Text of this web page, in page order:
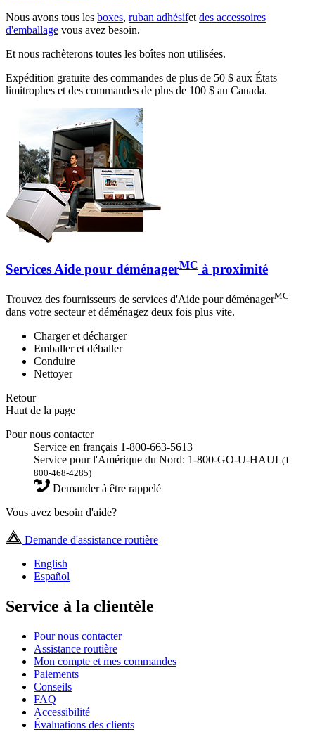
Nous avons tous les boxes, ruban adhésifet des accessoires
d'emballage vous avez besoin.
Et nous rachèterons toutes les boîtes non utilisées.
Expédition gratuite des commandes de plus de 50 $ aux États
limitrophes et des commandes de plus de 100 $ au Canada.
Services Aide pour déménagerMC à proximité
Trouvez des fournisseurs de services d'Aide pour déménagerMC
dans votre secteur et déménagez deux fois plus vite.
Charger et décharger
Emballer et déballer
Conduire
Nettoyer
Retour
Haut de la page
Pour nous contacter
Service en français 1-800-663-5613
Service pour l'Amérique du Nord: 1-800-GO-U-HAUL(1-
800-468-4285)
Demander à être rappelé
Vous avez besoin d'aide?
Demande d'assistance routière
English
Español
Service à la clientèle
Pour nous contacter
Assistance routière
Mon compte et mes commandes
Paiements
Conseils
FAQ
Accessibilité
Évaluations des clients